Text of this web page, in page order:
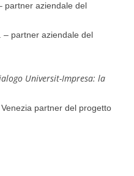
partner aziendale del
– partner aziendale del
Universit-Impresa: la
partner del progetto